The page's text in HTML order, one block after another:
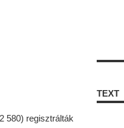
580) regisztrálták
TEXT